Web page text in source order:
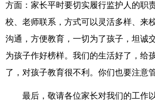
方面：家长平时要切实履行监护人的职
校、老师联系，方式可以灵活多样、来
沟通，方便教育，一切为了孩子，坦诚
为孩子作好榜样。我们的生活好了，给
了，对孩子教育很不利。你们也要注意管
最后，敬请各位家长对我们的工作